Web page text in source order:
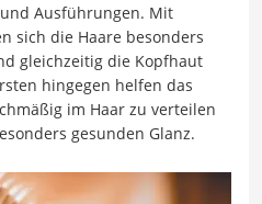
Ausführungen. Mit
sich die Haare besonders
gleichzeitig die Kopfhaut
hingegen helfen das
im Haar zu verteilen
gesunden Glanz.